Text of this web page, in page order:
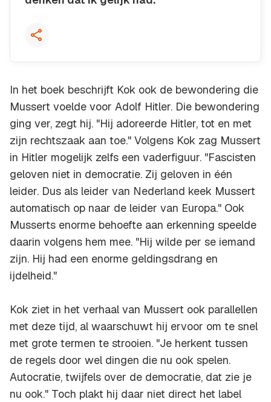
Kopieer quote
In het boek beschrijft Kok ook de bewondering die
Mussert voelde voor Adolf Hitler. Die bewondering
ging ver, zegt hij. "Hij adoreerde Hitler, tot en met
zijn rechtszaak aan toe." Volgens Kok zag Mussert
in Hitler mogelijk zelfs een vaderfiguur. "Fascisten
geloven niet in democratie. Zij geloven in één
leider. Dus als leider van Nederland keek Mussert
automatisch op naar de leider van Europa." Ook
Musserts enorme behoefte aan erkenning speelde
daarin volgens hem mee. "Hij wilde per se iemand
zijn. Hij had een enorme geldingsdrang en
ijdelheid."
Kok ziet in het verhaal van Mussert ook parallellen
met deze tijd, al waarschuwt hij ervoor om te snel
met grote termen te strooien. "Je herkent tussen
de regels door wel dingen die nu ook spelen.
Autocratie, twijfels over de democratie, dat zie je
nu ook." Toch plakt hij daar niet direct het label